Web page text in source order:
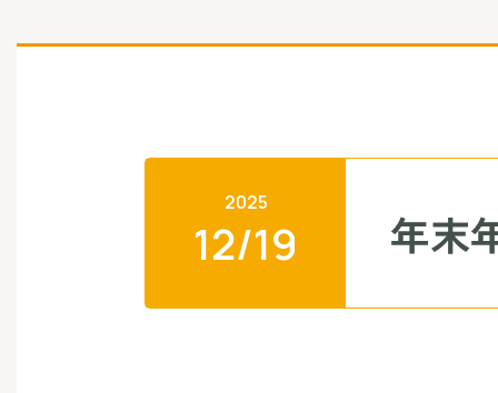
2025
12/19 年末